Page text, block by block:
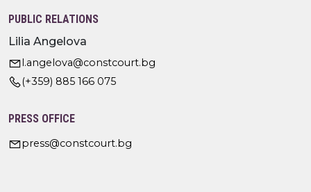
PUBLIC RELATIONS
Lilia Angelova
l.angelova@constcourt.bg
(+359) 885 166 075
PRESS OFFICE
press@constcourt.bg